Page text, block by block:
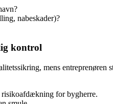
nabeskader)?
kontrol
mens entreprenøren
for bygherre.